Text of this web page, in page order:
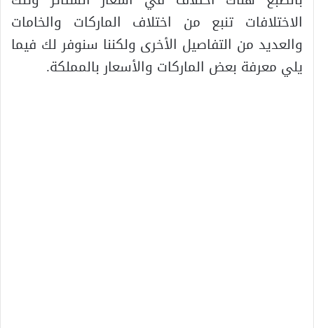
الاختلافات تنبع من اختلاف الماركات والخامات
والعديد من التفاصيل الأخرى ولكننا سنوفر لك فيما
يلي معرفة بعض الماركات والأسعار بالمملكة.